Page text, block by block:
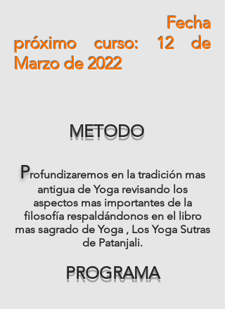
Fecha
próximo curso: 12 de
Marzo de 2022
METODO
Profundizaremos en la tradición mas
antigua de Yoga revisando los
aspectos mas importantes de la
filosofía respaldándonos en el libro
mas sagrado de Yoga , Los Yoga Sutras
de Patanjali.
PROGRAMA